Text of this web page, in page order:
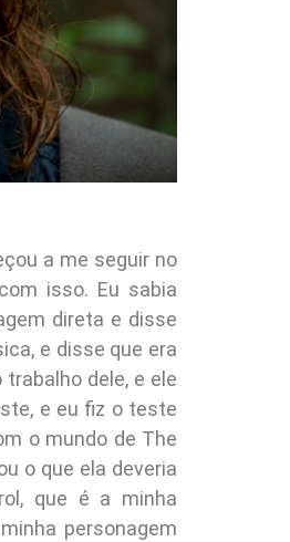
a me seguir no
isso. Eu sabia
direta e disse
e disse que era
dele, e ele
e eu fiz o teste
o mundo de The
o que ela deveria
que é a minha
personagem